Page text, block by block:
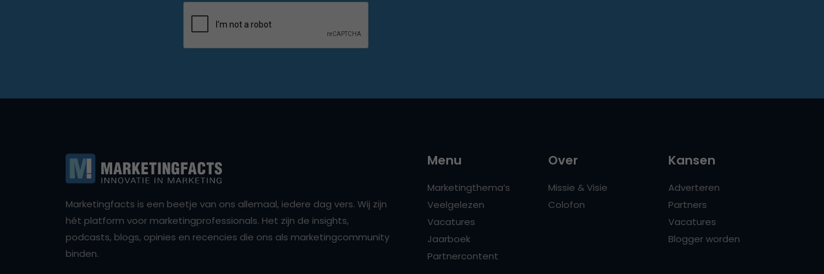
Marketingfacts is een beetje van ons allemaal, iedere dag vers. Wij zijn
hét platform voor marketingprofessionals. Het zijn de insights,
podcasts, blogs, opinies en recencies die ons als marketingcommunity
binden.
Menu
Marketingthema’s
Veelgelezen
Vacatures
Jaarboek
Partnercontent
Over
Missie & Visie
Colofon
Kansen
Adverteren
Partners
Vacatures
Blogger worden